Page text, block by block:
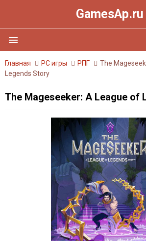
GamesAp.ru
menu
Главная PC игры РПГ
The
Legends Story
The Mageseeker: A League of